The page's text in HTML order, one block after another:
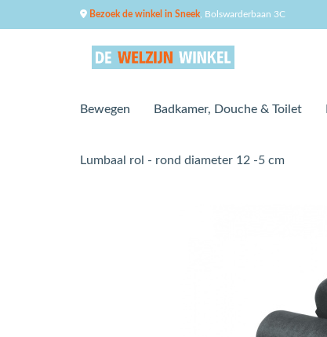
Bezoek de winkel in Sneek , Bolswarderbaan 3C
Bewegen Badkamer, Douche & Toilet
Lumbaal rol - rond diameter 12 -5 cm